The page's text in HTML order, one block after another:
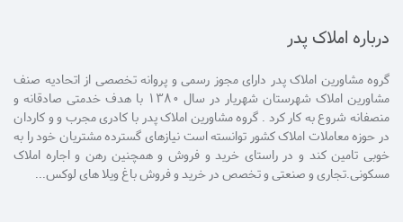
درباره املاک پدر
گروه مشاورین املاک پدر دارای مجوز رسمی و پروانه تخصصی از اتحادیه صنف
مشاورین املاک شهرستان شهریار در سال 1380 با هدف خدمتی صادقانه و
منصفانه شروع به کار کرد . گروه مشاورین املاک پدر با کادری مجرب و و کاردان
در حوزه معاملات املاک کشور توانسته است نیازهای گسترده مشتریان خود را به
خوبی تامین کند و در راستای خرید و فروش و همچنین رهن و اجاره املاک
مسکونی.تجاری و صنعتی و تخصص در خرید و فروش باغ ویلا های لوکس...